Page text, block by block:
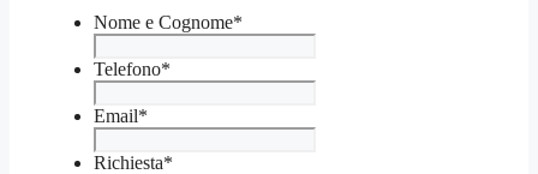
Nome e Cognome*
Telefono*
Email*
Richiesta*